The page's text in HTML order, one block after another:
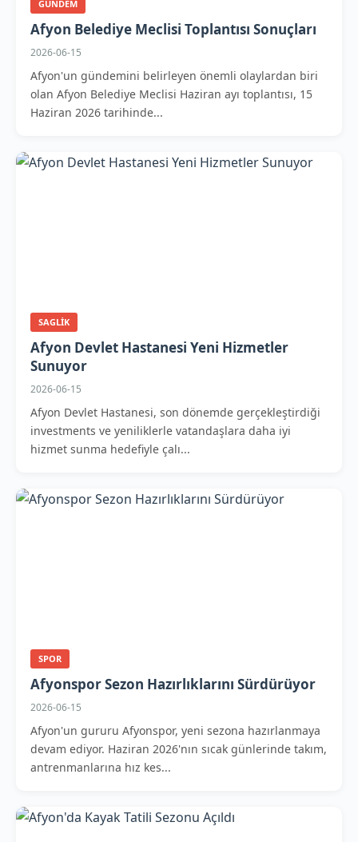
GUNDEM
Afyon Belediye Meclisi Toplantısı Sonuçları
2026-06-15
Afyon'un gündemini belirleyen önemli olaylardan biri
olan Afyon Belediye Meclisi Haziran ayı toplantısı, 15
Haziran 2026 tarihinde...
SAGLIK
Afyon Devlet Hastanesi Yeni Hizmetler
Sunuyor
2026-06-15
Afyon Devlet Hastanesi, son dönemde gerçekleştirdiği
investments ve yeniliklerle vatandaşlara daha iyi
hizmet sunma hedefiyle çalı...
SPOR
Afyonspor Sezon Hazırlıklarını Sürdürüyor
2026-06-15
Afyon'un gururu Afyonspor, yeni sezona hazırlanmaya
devam ediyor. Haziran 2026'nın sıcak günlerinde takım,
antrenmanlarına hız kes...